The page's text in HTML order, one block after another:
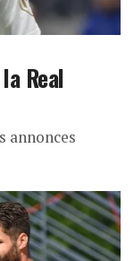
Real
annonces